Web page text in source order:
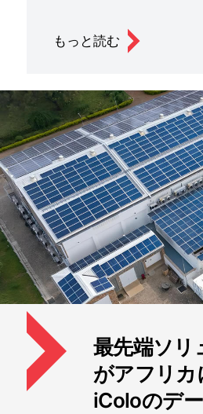
もっと読む
最先端ソリ
がアフリカ
iColoのデ